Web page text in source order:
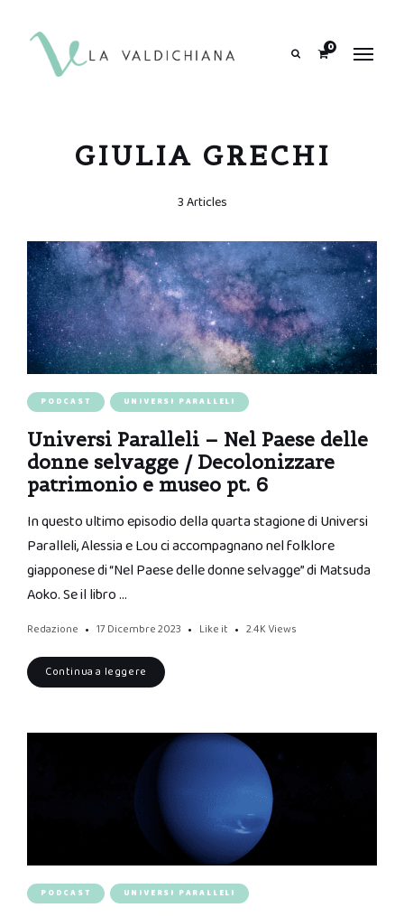
0
GIULIA GRECHI
3 Articles
PODCAST UNIVERSI PARALLELI
Universi Paralleli – Nel Paese delle
donne selvagge / Decolonizzare
patrimonio e museo pt. 6
In questo ultimo episodio della quarta stagione di Universi
Paralleli, Alessia e Lou ci accompagnano nel folklore
giapponese di “Nel Paese delle donne selvagge” di Matsuda
Aoko. Se il libro …
Redazione 17 Dicembre 2023 Like it 2.4K Views
Continua a leggere
PODCAST UNIVERSI PARALLELI